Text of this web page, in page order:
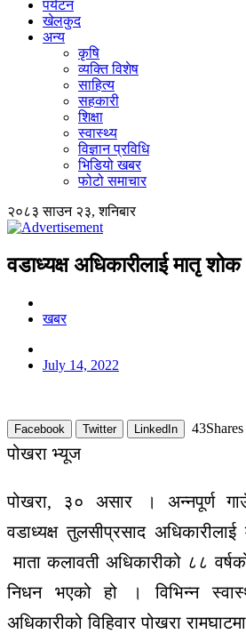
पर्यटन
खेलकुद
अन्य
कृषि
व्यक्ति विशेष
साहित्य
सहकारी
शिक्षा
स्वास्थ्य
विज्ञान प्रविधि
भिडियो खबर
फोटो समाचार
२०८३ साउन २३, शनिबार
वडाध्यक्ष अधिकारीलाई मातृ शोक
खबर
July 14, 2022
Facebook Twitter LinkedIn 43Shares
पोखरा भ्यूज
पोखरा, ३० असार । अन्नपूर्ण
वडाध्यक्ष तुलसीप्रसाद अधिकारीलाई
माताकलावती अधिकारीको ८८
निधन
भएको हो । विभिन्न
अधिकारीको विहिवार पोखरा रामघाटमा